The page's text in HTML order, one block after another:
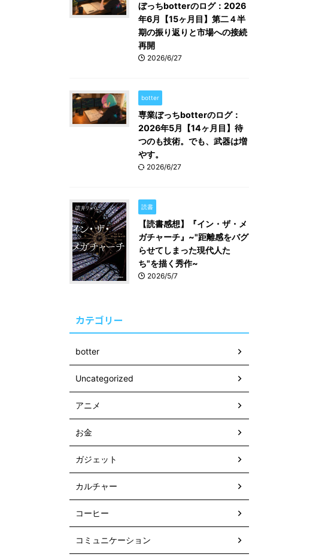
ぼっちbotterのログ：2026
年6月【15ヶ月目】第二４半
期の振り返りと市場への接続
再開
2026/6/27
botter
専業ぼっちbotterのログ：
2026年5月【14ヶ月目】待
つのも技術。でも、武器は増
やす。
2026/6/27
読書
【読書感想】『イン・ザ・メ
ガチャーチ』~"距離感をバグ
らせてしまった現代人た
ち"を描く秀作~
2026/5/7
カテゴリー
botter
Uncategorized
アニメ
お金
ガジェット
カルチャー
コーヒー
コミュニケーション